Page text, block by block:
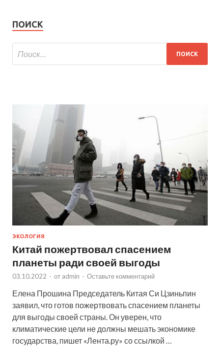
ПОИСК
ЭКОЛОГИЯ
Китай пожертвовал спасением
планеты ради своей выгоды
03.10.2022 - от admin - Оставьте комментарий
Елена Прошина Председатель Китая Си Цзиньпин
заявил, что готов пожертвовать спасением планеты
для выгоды своей страны. Он уверен, что
климатические цели не должны мешать экономике
государства, пишет «Лента.ру» со ссылкой …